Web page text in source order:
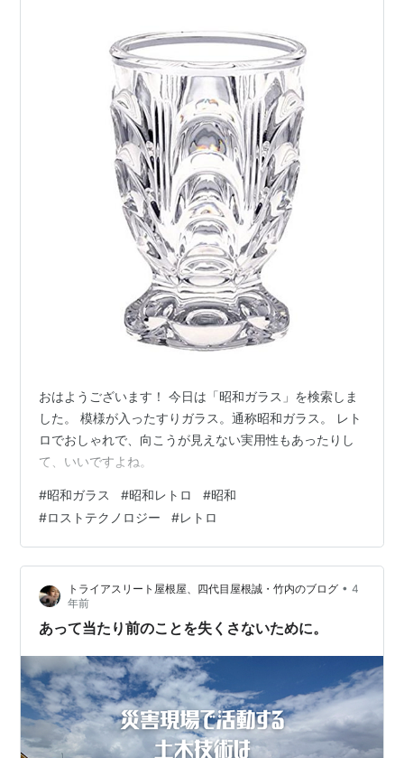
おはようございます！ 今日は「昭和ガラス」を検索しま
した。 模様が入ったすりガラス。通称昭和ガラス。 レト
ロでおしゃれで、向こうが見えない実用性もあったりし
て、いいですよね。
#昭和ガラス #昭和レトロ #昭和
#ロストテクノロジー #レトロ
トライアスリート屋根屋、四代目屋根誠・竹内のブログ • 4
年前
あって当たり前のことを失くさないために。